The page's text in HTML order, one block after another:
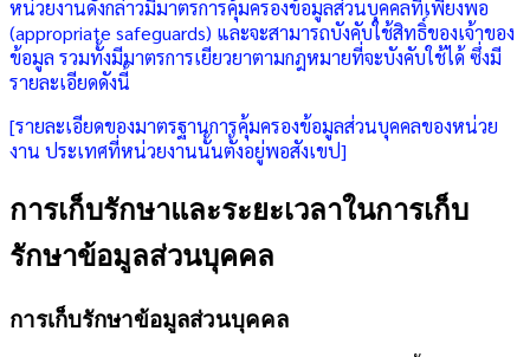
หน่วยงานดังกล่าวมีมาตรการคุ้มครองข้อมูลส่วนบุคคลที่เพียงพอ
(appropriate safeguards) และจะสามารถบังคับใช้สิทธิ์ของเจ้าของ
ข้อมูล รวมทั้งมีมาตรการเยียวยาตามกฎหมายที่จะบังคับใช้ได้ ซึ่งมี
รายละเอียดดังนี้
[รายละเอียดของมาตรฐานการคุ้มครองข้อมูลส่วนบุคคลของหน่วย
งาน ประเทศที่หน่วยงานนั้นตั้งอยู่พอสังเขป]
การเก็บรักษาและระยะเวลาในการเก็บ
รักษาข้อมูลส่วนบุคคล
การเก็บรักษาข้อมูลส่วนบุคคล